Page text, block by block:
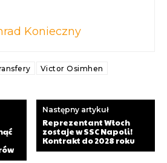
Konieczny
Victor Osimhen
Następny artykuł
Reprezentant Włoch
zostaje w SSC Napoli!
Kontrakt do 2028 roku